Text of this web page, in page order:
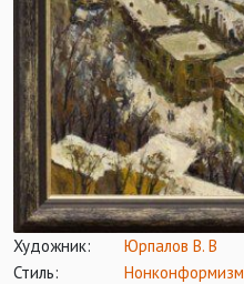
Художник:
Юрпалов В. В
Стиль:
Нонконформизм